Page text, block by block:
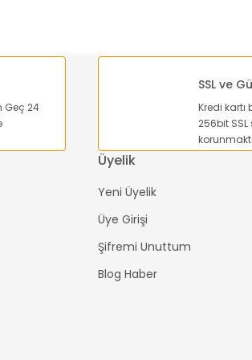
Geç 24
SSL ve
Kredi kartı
256bit SSL
Üyelik
Yeni Üyelik
Üye Girişi
Şifremi Unuttum
Blog Haber